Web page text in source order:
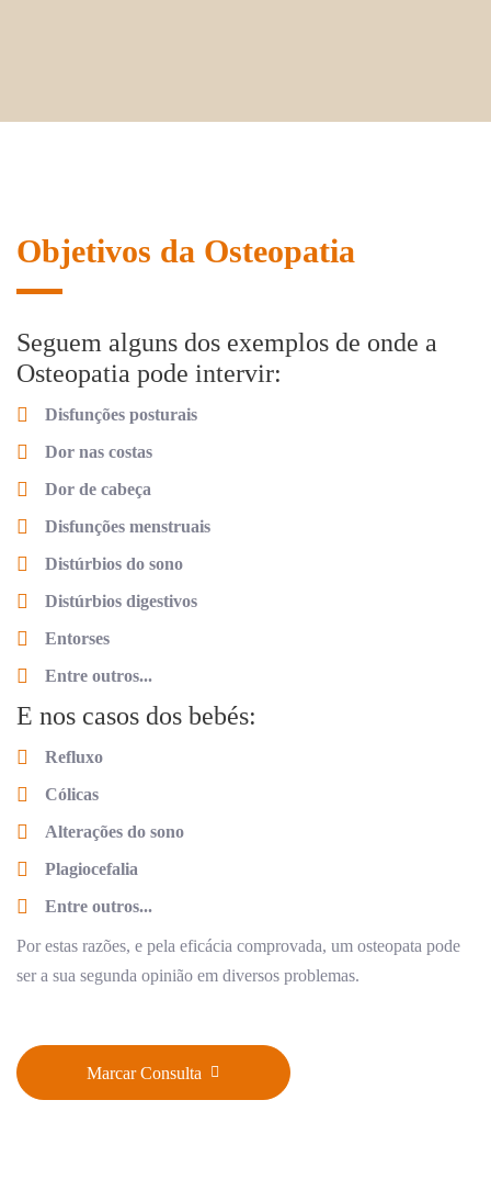
Objetivos da Osteopatia
Seguem alguns dos exemplos de onde a
Osteopatia pode intervir:
Disfunções posturais
Dor nas costas
Dor de cabeça
Disfunções menstruais
Distúrbios do sono
Distúrbios digestivos
Entorses
Entre outros...
E nos casos dos bebés:
Refluxo
Cólicas
Alterações do sono
Plagiocefalia
Entre outros...
Por estas razões, e pela eficácia comprovada, um osteopata pode
ser a sua segunda opinião em diversos problemas.
Marcar Consulta